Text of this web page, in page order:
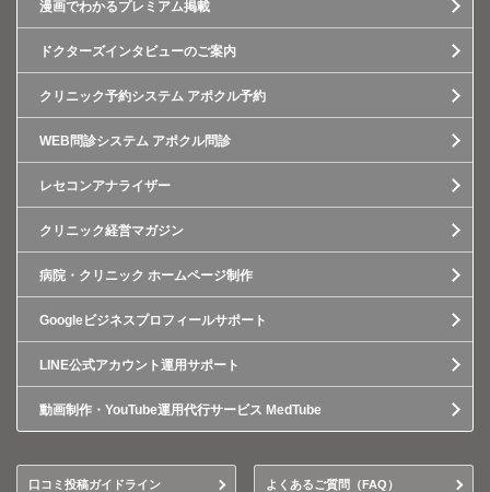
漫画でわかるプレミアム掲載
ドクターズインタビューのご案内
クリニック予約システム アポクル予約
WEB問診システム アポクル問診
レセコンアナライザー
クリニック経営マガジン
病院・クリニック ホームページ制作
Googleビジネスプロフィールサポート
LINE公式アカウント運用サポート
動画制作・YouTube運用代行サービス MedTube
口コミ投稿ガイドライン よくあるご質問（FAQ）